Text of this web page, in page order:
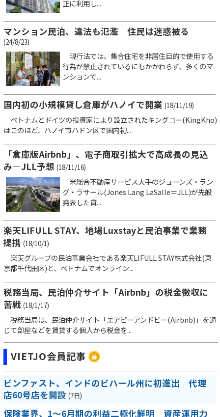
正に利用し...
マンション民泊、違法も氾濫 住民は迷惑被る
(24/8/23)
現行法では、集合住宅を非居住目的で使用する
行為が禁止されているにもかかわらず、多くのマ
ンションで...
国内初の小規模貸し倉庫がハノイで開業 (18/11/19)
ベトナムとドイツの投資家により設立されたキングコー(KingKho)
はこのほど、ハノイ市ハドン区で国内初...
「倉庫版Airbnb」、電子商取引拡大で高成長の見込
み―JLL予想 (18/11/16)
米総合不動産サービス大手のジョーンズ・ラン
グ・ラサール(Jones Lang LaSalle＝JLL)が先般
発表した貸...
楽天LIFULL STAY、地場Luxstayと民泊事業で業務
提携 (18/10/1)
楽天グループの民泊事業会社である楽天LIFULL STAY株式会社(東
京都千代田区)と、ベトナムでオンライン...
税務当局、民泊仲介サイト「Airbnb」の税金徴収に
苦戦 (18/1/17)
税務当局は、民泊仲介サイト「エアビーアンドビー(Airbnb)」を通
じて部屋などを賃貸する個人から税金を...
VIETJO会員記事
ビンファスト、インドのビハール州に初進出 代理
店60号店を開設 (7日)
保険業界、1～6月期の利益二極化鮮明 資産運用力